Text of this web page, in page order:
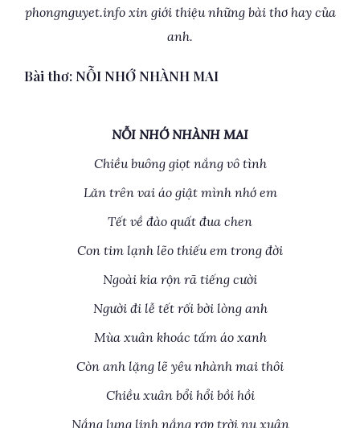
phongnguyet.info xin giới thiệu những bài thơ hay của
anh.
Bài thơ: NỖI NHỚ NHÀNH MAI
NỖI NHỚ NHÀNH MAI
Chiều buông giọt nắng vô tình
Lăn trên vai áo giật mình nhớ em
Tết về đào quất đua chen
Con tim lạnh lẽo thiếu em trong đời
Ngoài kia rộn rã tiếng cười
Người đi lễ tết rối bời lòng anh
Mùa xuân khoác tấm áo xanh
Còn anh lặng lẽ yêu nhành mai thôi
Chiều xuân bổi hổi bồi hồi
Nắng lung linh nắng rợp trời nụ xuân